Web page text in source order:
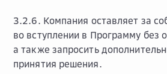
3.2.6. Компания оставляет за
во вступлении в Программу без
а также запросить
принятия решения.